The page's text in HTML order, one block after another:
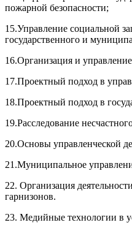
пожарной безопасности;
15.Управление социальной
государственного и
16.Организация и
17.Проектный подход в
18.Проектный подход в
19.Расследование
20.Основы управленческой
21.Муниципальное
22. Организация
гарнизонов.
23. Медийные технологии в